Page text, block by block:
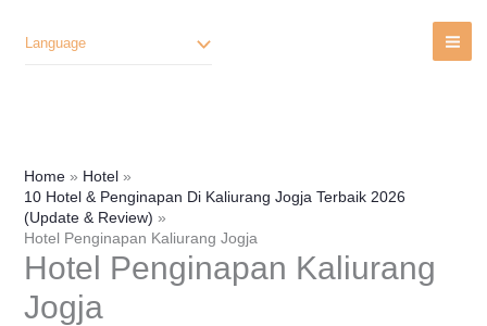
Language
Home
Hotel
10 Hotel & Penginapan Di Kaliurang Jogja Terbaik 2026
(Update & Review)
Hotel Penginapan Kaliurang Jogja
Hotel Penginapan Kaliurang
Jogja